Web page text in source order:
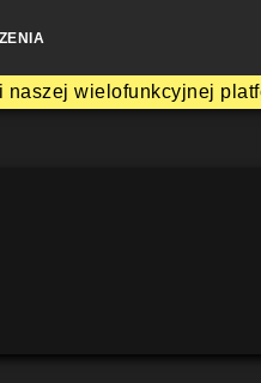
naszej wielofunkcyjnej